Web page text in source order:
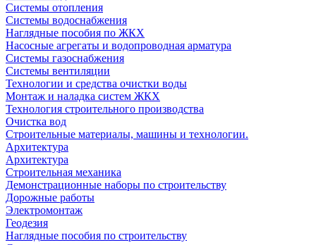
Системы отопления
Системы водоснабжения
Наглядные пособия по ЖКХ
Насосные агрегаты и водопроводная арматура
Системы газоснабжения
Системы вентиляции
Технологии и средства очистки воды
Монтаж и наладка систем ЖКХ
Технология строительного производства
Очистка вод
Строительные материалы, машины и технологии.
Архитектура
Архитектура
Cтроительная механика
Демонстрационные наборы по строительству
Дорожные работы
Электромонтаж
Геодезия
Наглядные пособия по строительству